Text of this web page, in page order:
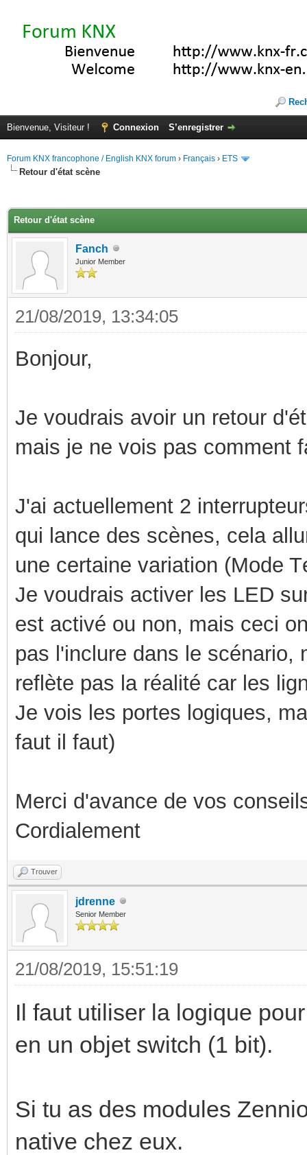
Bienvenue, Visiteur ! Connexion S’enregistrer
Forum KNX francophone / English KNX forum › Français › ETS
Retour d'état scène
Retour d'état scène
Fanch
Junior Member
21/08/2019, 13:34:05
Bonjour,
Je voudrais avoir un retour
mais je ne vois pas comment
J'ai actuellement 2
qui lance des scènes, cela
une certaine variation (Mode
Je voudrais activer les LED
est activé ou non, mais ceci
pas l'inclure dans le scénario,
reflète pas la réalité car les
Je vois les portes logiques,
faut il faut)
Merci d'avance de vos
Cordialement
Trouver
jdrenne
Senior Member
21/08/2019, 15:51:19
Il faut utiliser la logique
en un objet switch (1 bit).
Si tu as des modules
native chez eux.